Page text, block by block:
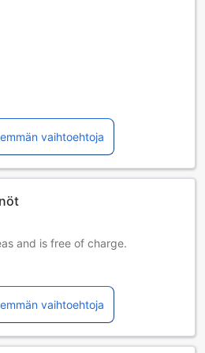
vaihtoehtoja
and is free of charge.
at a location nearby (reservation
EUR 20 per day.
vaihtoehtoja